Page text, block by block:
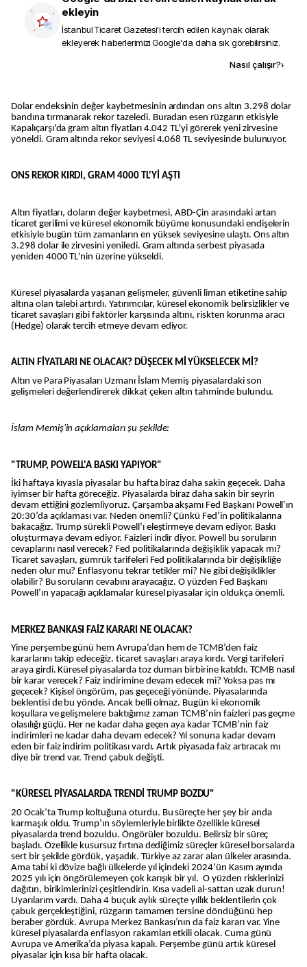
ekleyin
İstanbul Ticaret Gazetesi'i tercih edilen kaynak olarak
ekleyerek haberlerimizi Google'da daha sık görebilirsiniz.
Nasıl çalışır?›
Dolar endeksinin değer kaybetmesinin ardından ons altın 3.298 dolar
bandına tırmanarak rekor tazeledi. Buradan esen rüzgarın etkisiyle
Kapalıçarşı'da gram altın fiyatları 4.042 TL'yi görerek yeni zirvesine
yöneldi. Gram altında rekor seviyesi 4.068 TL seviyesinde bulunuyor.
ONS REKOR KIRDI, GRAM 4000 TL'Yİ AŞTI
Altın fiyatları, doların değer kaybetmesi, ABD-Çin arasındaki artan
ticaret gerilimi ve küresel ekonomik büyüme konusundaki endişelerin
etkisiyle bugün tüm zamanların en yüksek seviyesine ulaştı. Ons altın
3.298 dolar ile zirvesini yeniledi. Gram altında serbest piyasada
yeniden 4000 TL'nin üzerine yükseldi.
Küresel piyasalarda yaşanan gelişmeler, güvenli liman etiketine sahip
altına olan talebi artırdı. Yatırımcılar, küresel ekonomik belirsizlikler ve
ticaret savaşları gibi faktörler karşısında altını, riskten korunma aracı
(Hedge) olarak tercih etmeye devam ediyor.
ALTIN FİYATLARI NE OLACAK? DÜŞECEK Mİ YÜKSELECEK Mİ?
Altın ve Para Piyasaları Uzmanı İslam Memiş piyasalardaki son
gelişmeleri değerlendirerek dikkat çeken altın tahminde bulundu.
İslam Memiş'in açıklamaları şu şekilde:
"TRUMP, POWELL'A BASKI YAPIYOR"
İki haftaya kıyasla piyasalar bu hafta biraz daha sakin geçecek. Daha
iyimser bir hafta göreceğiz. Piyasalarda biraz daha sakin bir seyrin
devam ettiğini gözlemliyoruz. Çarşamba akşamı Fed Başkanı Powell’ın
20:30’da açıklaması var. Neden önemli? Çünkü Fed’in politikalarına
bakacağız. Trump sürekli Powell’ı eleştirmeye devam ediyor. Baskı
oluşturmaya devam ediyor. Faizleri indir diyor. Powell bu soruların
cevaplarını nasıl verecek? Fed politikalarında değişiklik yapacak mı?
Ticaret savaşları, gümrük tarifeleri Fed politikalarında bir değişikliğe
neden olur mu? Enflasyonu tekrar tetikler mi? Ne gibi değişiklikler
olabilir? Bu soruların cevabını arayacağız. O yüzden Fed Başkanı
Powell’ın yapacağı açıklamalar küresel piyasalar için oldukça önemli.
MERKEZ BANKASI FAİZ KARARI NE OLACAK?
Yine perşembe günü hem Avrupa’dan hem de TCMB’den faiz
kararlarını takip edeceğiz. ticaret savaşları araya kırdı. Vergi tarifeleri
araya girdi. Küresel piyasalarda toz duman birbirine katıldı. TCMB nasıl
bir karar verecek? Faiz indirimine devam edecek mi? Yoksa pas mı
geçecek? Kişisel öngörüm, pas geçeceği yönünde. Piyasalarında
beklentisi de bu yönde. Ancak belli olmaz. Bugün ki ekonomik
koşullara ve gelişmelere baktığımız zaman TCMB’nin faizleri pas geçme
olasılığı güçlü. Her ne kadar daha geçen aya kadar TCMB’nin faiz
indirimleri ne kadar daha devam edecek? Yıl sonuna kadar devam
eden bir faiz indirim politikası vardı. Artık piyasada faiz artıracak mı
diye bir trend var. Trend çabuk değişti.
"KÜRESEL PİYASALARDA TRENDİ TRUMP BOZDU"
20 Ocak’ta Trump koltuğuna oturdu. Bu süreçte her şey bir anda
karmaşık oldu. Trump’ın söylemleriyle birlikte özellikle küresel
piyasalarda trend bozuldu. Öngörüler bozuldu. Belirsiz bir süreç
başladı. Özellikle kusursuz fırtına dediğimiz süreçler küresel borsalarda
sert bir şekilde gördük, yaşadık. Türkiye az zarar alan ülkeler arasında.
Ama tabi ki dövize bağlı ülkelerde yıl içindeki 2024’ün Kasım ayında
2025 yılı için öngörülemeyen çok karışık bir yıl. O yüzden risklerinizi
dağıtın, birikimlerinizi çeşitlendirin. Kısa vadeli al-sattan uzak durun!
Uyarılarım vardı. Daha 4 buçuk aylık süreçte yıllık beklentilerin çok
çabuk gerçekleştiğini, rüzgarın tamamen tersine döndüğünü hep
beraber gördük. Avrupa Merkez Bankası’nın da faiz kararı var. Yine
küresel piyasalarda enflasyon rakamları etkili olacak. Cuma günü
Avrupa ve Amerika’da piyasa kapalı. Perşembe günü artık küresel
piyasalar için kısa bir hafta olacak.